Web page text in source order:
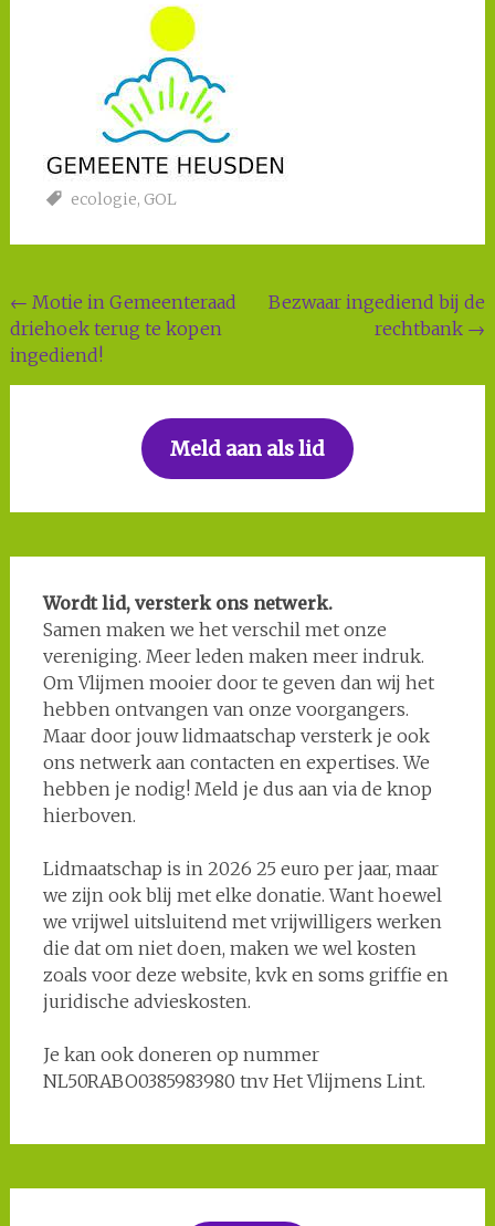
ecologie, GOL
Post
navigation
← Motie in Gemeenteraad
driehoek terug te kopen
ingediend!
Bezwaar ingediend bij de
rechtbank →
Meld aan als lid
Wordt lid, versterk ons netwerk.
Samen maken we het verschil met onze
vereniging. Meer leden maken meer indruk.
Om Vlijmen mooier door te geven dan wij het
hebben ontvangen van onze voorgangers.
Maar door jouw lidmaatschap versterk je ook
ons netwerk aan contacten en expertises. We
hebben je nodig! Meld je dus aan via de knop
hierboven.
Lidmaatschap is in 2026 25 euro per jaar, maar
we zijn ook blij met elke donatie. Want hoewel
we vrijwel uitsluitend met vrijwilligers werken
die dat om niet doen, maken we wel kosten
zoals voor deze website, kvk en soms griffie en
juridische advieskosten.
Je kan ook doneren op nummer
NL50RABO0385983980 tnv Het Vlijmens Lint.